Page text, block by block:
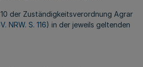
der Zuständigkeitsverordnung Agrar
NRW. S. 116) in der jeweils geltenden